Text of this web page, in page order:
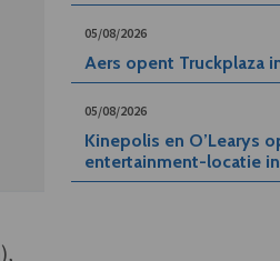
05/08/2026
Aers opent Truckplaza
05/08/2026
Kinepolis en O’Learys
entertainment-locatie